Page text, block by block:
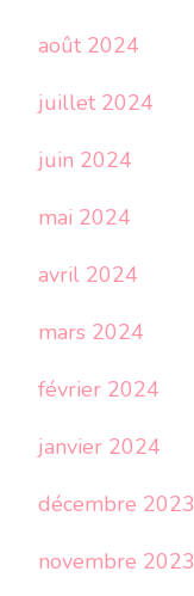
août 2024
juillet 2024
juin 2024
mai 2024
avril 2024
mars 2024
février 2024
janvier 2024
décembre 2023
novembre 2023